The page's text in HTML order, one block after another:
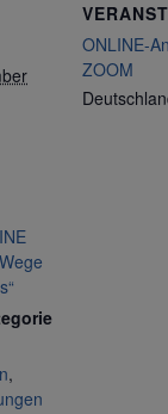
,
ONLINE-
ZOOM